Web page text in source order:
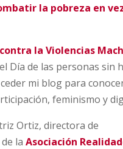
la pobreza en
la Violencias
Día de las personas sin
mi blog para
feminismo y
Ortiz, directora de
la Asociación